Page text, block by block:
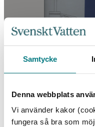
Samtycke
Denna webbplats
Vi använder kakor
fungera så bra som